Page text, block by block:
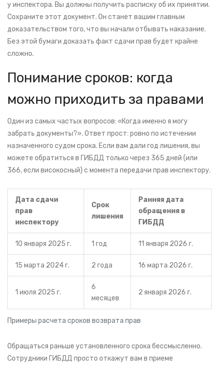
у инспектора. Вы должны получить расписку об их принятии.
Сохраните этот документ. Он станет вашим главным
доказательством того, что вы начали отбывать наказание.
Без этой бумаги доказать факт сдачи прав будет крайне
сложно.
Понимание сроков: когда
можно приходить за правами
Один из самых частых вопросов: «Когда именно я могу
забрать документы?». Ответ прост: ровно по истечении
назначенного судом срока. Если вам дали год лишения, вы
можете обратиться в ГИБДД только через 365 дней (или
366, если високосный) с момента передачи прав инспектору.
Примеры расчета сроков возврата прав
Дата сдачи
прав
инспектору
Срок
лишения
Ранняя дата
обращения в
ГИБДД
10 января 2025 г. 1 год 11 января 2026 г.
15 марта 2024 г. 2 года 16 марта 2026 г.
1 июля 2025 г.
6
месяцев
2 января 2026 г.
Обращаться раньше установленного срока бессмысленно.
Сотрудники ГИБДД просто откажут вам в приеме